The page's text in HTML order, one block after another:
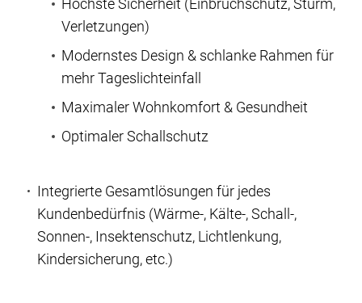
Höchste Sicherheit (Einbruchschutz, Sturm,
Verletzungen)
Modernstes Design & schlanke Rahmen für
mehr Tageslichteinfall
Maximaler Wohnkomfort & Gesundheit
Optimaler Schallschutz
Integrierte Gesamtlösungen für jedes
Kundenbedürfnis (Wärme-, Kälte-, Schall-,
Sonnen-, Insektenschutz, Lichtlenkung,
Kindersicherung, etc.)